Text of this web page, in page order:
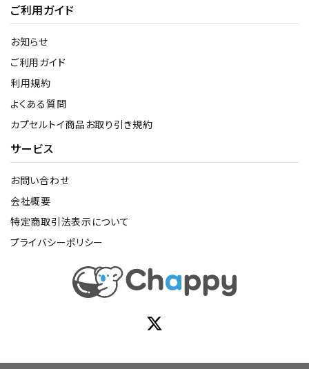
ご利用ガイド
お知らせ
ご利用ガイド
利用規約
よくある質問
カプセルトイ商品お取り引き規約
サービス
お問い合わせ
会社概要
特定商取引法表示について
プライバシーポリシー